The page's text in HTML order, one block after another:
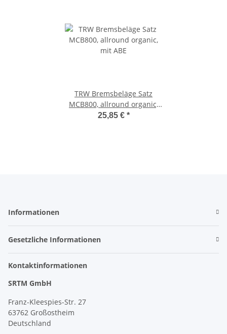
TRW Bremsbeläge Satz
MCB800, allround organic,
mit ABE
25,85 € *
Informationen
Gesetzliche Informationen
Kontaktinformationen
SRTM GmbH
Franz-Kleespies-Str. 27
63762 Großostheim
Deutschland